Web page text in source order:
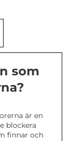
som
är en
blockera
finnar och